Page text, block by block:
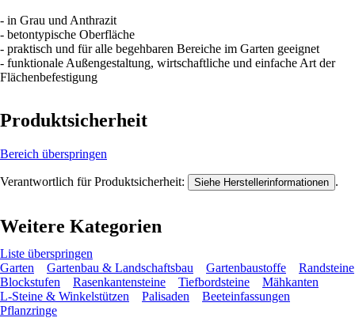
- in Grau und Anthrazit
- betontypische Oberfläche
- praktisch und für alle begehbaren Bereiche im Garten geeignet
- funktionale Außengestaltung, wirtschaftliche und einfache Art der
Flächenbefestigung
Produktsicherheit
Bereich überspringen
Verantwortlich für Produktsicherheit: Siehe Herstellerinformationen .
Weitere Kategorien
Liste überspringen
Garten
Gartenbau & Landschaftsbau Gartenbaustoffe
Randsteine
Blockstufen
Rasenkantensteine Tiefbordsteine
Mähkanten
L-Steine & Winkelstützen
Palisaden
Beeteinfassungen
Pflanzringe